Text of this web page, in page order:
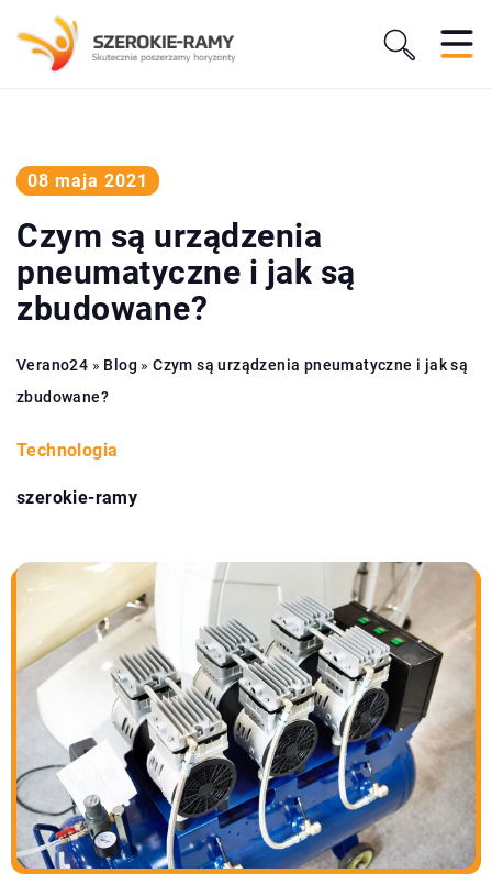
08 maja 2021
Czym są urządzenia
pneumatyczne i jak są
zbudowane?
Verano24 » Blog »Czym są urządzenia pneumatyczne i jak są
zbudowane?
Technologia
szerokie-ramy